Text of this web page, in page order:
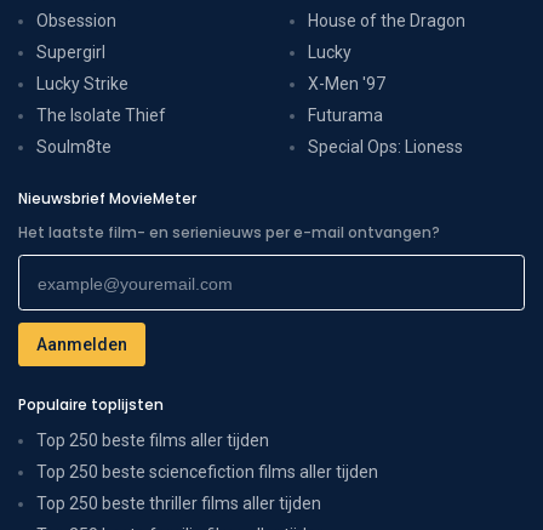
Obsession
Supergirl
Lucky Strike
The Isolate Thief
Soulm8te
House of the Dragon
Lucky
X-Men '97
Futurama
Special Ops: Lioness
Nieuwsbrief MovieMeter
Het laatste film- en serienieuws per e-mail ontvangen?
Populaire toplijsten
Top 250 beste films aller tijden
Top 250 beste sciencefiction films aller tijden
Top 250 beste thriller films aller tijden